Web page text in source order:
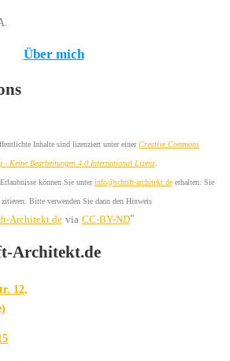
Über mich
Inhalte sind lizenziert unter einerCreative Commons
- Keine Bearbeitungen 4.0 International Lizenz.
können Sie unterinfo@schrift-architekt.deerhalten. Sie
Bitte verwenden Sie dann den Hinweis
Architekt.de via CC-BY-ND"
Architekt.de
12,